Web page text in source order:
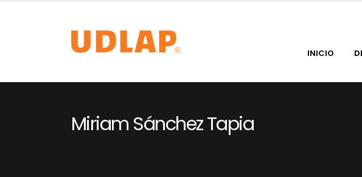
INICIO
Miriam Sánchez Tapia